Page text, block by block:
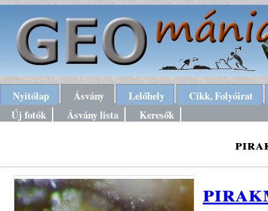
Nyitólap Ásvány Lelőhely
Cikk, Folyóirat
Új fotók
Ásvány lista Keresők